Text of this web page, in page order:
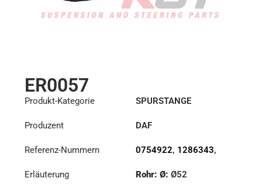
ER0057
Produkt-Kategorie SPURSTANGE
Produzent DAF
Referenz-Nummern 0754922, 1286343,
Erläuterung
Rohr: Ø:Ø52